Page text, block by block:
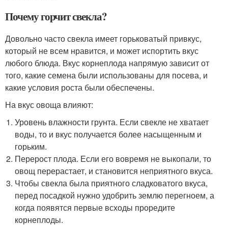
Почему горчит свекла?
Довольно часто свекла имеет горьковатый привкус,
который не всем нравится, и может испортить вкус
любого блюда. Вкус корнеплода напрямую зависит от
того, какие семена были использованы для посева, и
какие условия роста были обеспечены.
На вкус овоща влияют:
Уровень влажности грунта. Если свекле не хватает
воды, то и вкус получается более насыщенным и
горьким.
Перерост плода. Если его вовремя не выкопали, то
овощ перерастает, и становится неприятного вкуса.
Чтобы свекла была приятного сладковатого вкуса,
перед посадкой нужно удобрить землю перегноем, а
когда появятся первые всходы проредите
корнеплоды.